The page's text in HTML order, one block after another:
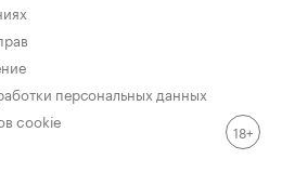
персональных данных
cookie
18+